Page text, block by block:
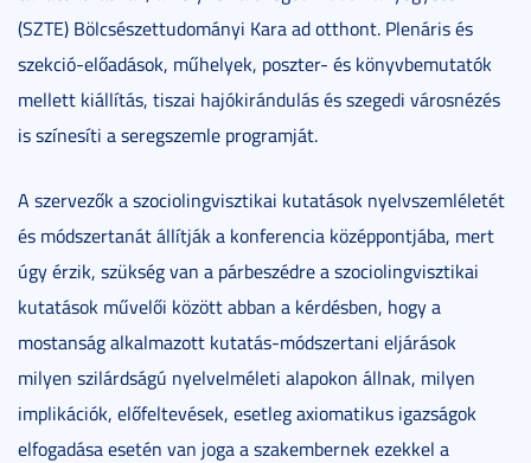
(SZTE) Bölcsészettudományi Kara ad otthont. Plenáris és
szekció-előadások, műhelyek, poszter- és könyvbemutatók
mellett kiállítás, tiszai hajókirándulás és szegedi városnézés
is színesíti a seregszemle programját.
A szervezők a szociolingvisztikai kutatások nyelvszemléletét
és módszertanát állítják a konferencia középpontjába, mert
úgy érzik, szükség van a párbeszédre a szociolingvisztikai
kutatások művelői között abban a kérdésben, hogy a
mostanság alkalmazott kutatás-módszertani eljárások
milyen szilárdságú nyelvelméleti alapokon állnak, milyen
implikációk, előfeltevések, esetleg axiomatikus igazságok
elfogadása esetén van joga a szakembernek ezekkel a